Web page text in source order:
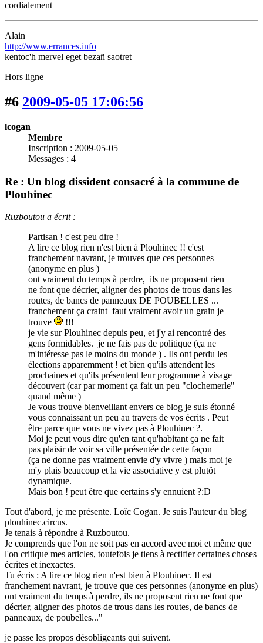
cordialement
Alain
http://www.errances.info
kentoc'h mervel eget bezañ saotret
Hors ligne
#6 2009-05-05 17:06:56
lcogan
Membre
Inscription : 2009-05-05
Messages : 4
Re : Un blog dissident consacré à la commune de
Plouhinec
Ruzboutou a écrit :
Partisan ! c'est peu dire !
A lire ce blog rien n'est bien à Plouhinec !! c'est
franchement navrant, je trouves que ces personnes
(anonyme en plus )
ont vraiment du temps à perdre, ils ne proposent rien
ne font que décrier, aligner des photos de trous dans les
routes, de bancs de panneaux DE POUBELLES ...
franchement ça craint faut vraiment avoir un grain je
trouve
!!!
je vie sur Plouhinec depuis peu, et j'y ai rencontré des
gens formidables. je ne fais pas de politique (ça ne
m'intéresse pas le moins du monde ) . Ils ont perdu les
élections apparemment ! et bien qu'ils attendent les
prochaines et qu'ils présentent leur programme à visage
découvert (car par moment ça fait un peu "clochemerle"
quand même )
Je vous trouve bienveillant envers ce blog je suis étonné
vous connaissant un peu au travers de vos écrits . Peut
être parce que vous ne vivez pas à Plouhinec ?.
Moi je peut vous dire qu'en tant qu'habitant ça ne fait
pas plaisir de voir sa ville présentée de cette façon
(ça ne donne pas vraiment envie d'y vivre ) mais moi je
m'y plais beaucoup et la vie associative y est plutôt
dynamique.
Mais bon ! peut être que certains s'y ennuient ?:D
Tout d'abord, je me présente. Loïc Cogan. Je suis l'auteur du blog
plouhinec.circus.
Je tenais à répondre à Ruzboutou.
Je comprends que l'on ne soit pas en accord avec moi et même que
l'on critique mes articles, toutefois je tiens à rectifier certaines choses
écrites et inexactes.
Tu écris : A lire ce blog rien n'est bien à Plouhinec. Il est
franchement navrant, je trouve que ces personnes (anonyme en plus)
ont vraiment du temps à perdre, ils ne proposent rien ne font que
décrier, aligner des photos de trous dans les routes, de bancs de
panneaux, de poubelles..."
je passe les propos désobligeants qui suivent.